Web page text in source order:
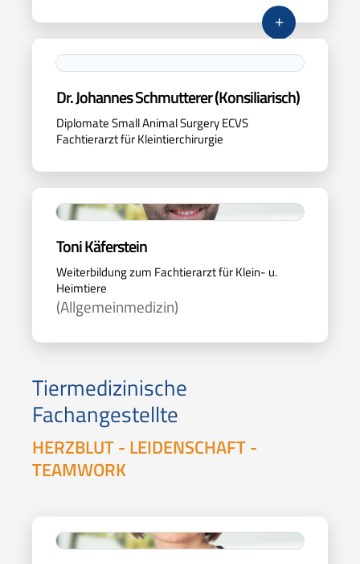
+
Dr. Johannes Schmutterer (Konsiliarisch)
Diplomate Small Animal Surgery ECVS
Fachtierarzt für Kleintierchirurgie
Toni Käferstein
Weiterbildung zum Fachtierarzt für Klein- u.
Heimtiere
(Allgemeinmedizin)
Tiermedizinische
Fachangestellte
HERZBLUT - LEIDENSCHAFT -
TEAMWORK